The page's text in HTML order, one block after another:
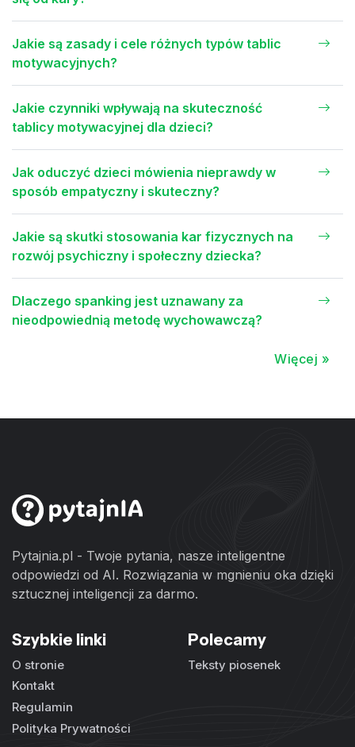
Jakie są zasady i cele różnych typów tablic
motywacyjnych?
Jakie czynniki wpływają na skuteczność
tablicy motywacyjnej dla dzieci?
Jak oduczyć dzieci mówienia nieprawdy w
sposób empatyczny i skuteczny?
Jakie są skutki stosowania kar fizycznych na
rozwój psychiczny i społeczny dziecka?
Dlaczego spanking jest uznawany za
nieodpowiednią metodę wychowawczą?
Więcej »
Pytajnia.pl - Twoje pytania, nasze inteligentne
odpowiedzi od AI. Rozwiązania w mgnieniu oka dzięki
sztucznej inteligencji za darmo.
Szybkie linki
O stronie
Kontakt
Regulamin
Polityka Prywatności
Polecamy
Teksty piosenek